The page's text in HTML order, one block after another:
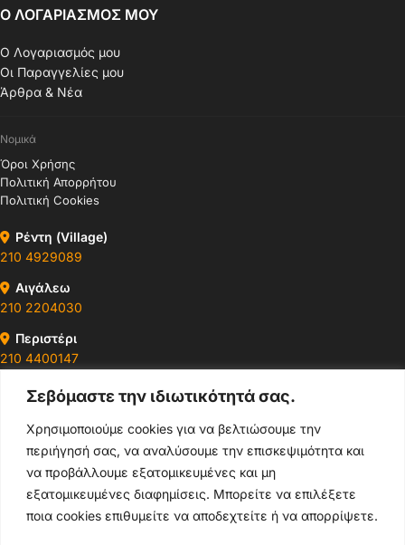
Σεβόμαστε την ιδιωτικότητά σας.
Χρησιμοποιούμε cookies για να βελτιώσουμε την
περιήγησή σας, να αναλύσουμε την επισκεψιμότητα και
να προβάλλουμε εξατομικευμένες και μη
εξατομικευμένες διαφημίσεις. Μπορείτε να επιλέξετε
ποια cookies επιθυμείτε να αποδεχτείτε ή να απορρίψετε.
Ο ΛΟΓΑΡΙΑΣΜΟΣ ΜΟΥ
Ο Λογαριασμός μου
Οι Παραγγελίες μου
Άρθρα & Νέα
Νομικά
Όροι Χρήσης
Πολιτική Απορρήτου
Πολιτική Cookies
Ρέντη (Village)
210 4929089
Αιγάλεω
210 2204030
Περιστέρι
210 4400147
Ωράρια & Διευθύνσεις →
210 4929089
Κεντρικό τηλέφωνο
info@thikishop.gr